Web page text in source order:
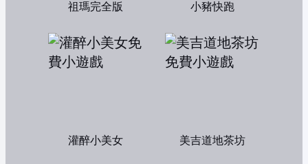
祖瑪完全版 小豬快跑
灌醉小美女 美吉道地茶坊